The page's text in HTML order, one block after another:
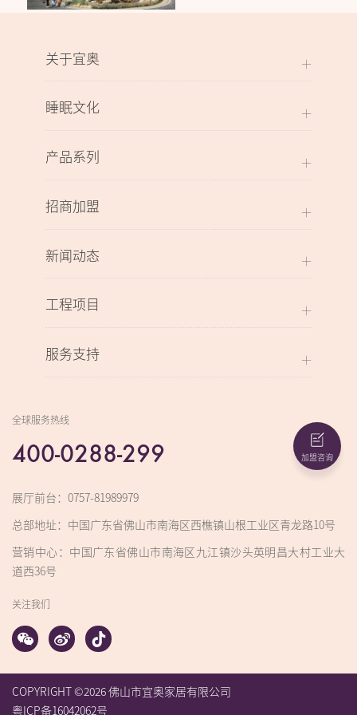
关于宜奥
睡眠文化
产品系列
招商加盟
新闻动态
工程项目
服务支持
全球服务热线
400-0288-299
展厅前台：0757-81989979
总部地址：中国广东省佛山市南海区西樵镇山根工业区青龙路10号
营销中心：中国广东省佛山市南海区九江镇沙头英明昌大村工业大
道西36号
关注我们
COPYRIGHT ©2026 佛山市宜奥家居有限公司
粤ICP备16042062号
加盟咨询